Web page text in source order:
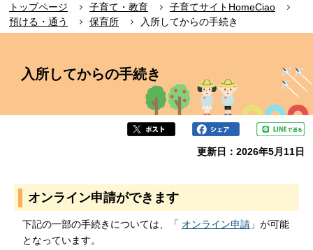
トップページ 子育て・教育
子育てサイトHomeCiao
預ける・通う
保育所
入所してからの手続き
入所してからの手続き
更新日：2026年5月11日
オンライン申請ができます
下記の一部の手続きについては、「 オンライン申請」が可能
となっています。